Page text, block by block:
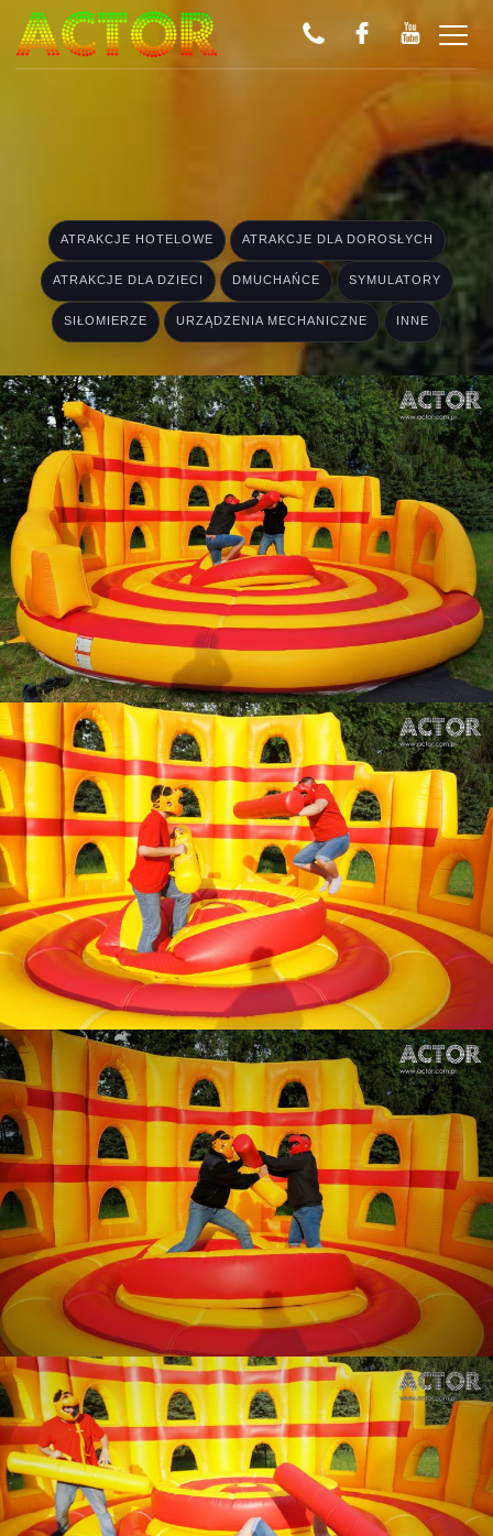
Gladiatorzy coloseum.
Agencja eventowa Katowice, Kraków - Actor
Urządzenia
rozrywkowe
Gladiatorzy coloseum
ATRAKCJE HOTELOWE ATRAKCJE DLA DOROSŁYCH
ATRAKCJE DLA DZIECI DMUCHAŃCE SYMULATORY
SIŁOMIERZE URZĄDZENIA MECHANICZNE INNE